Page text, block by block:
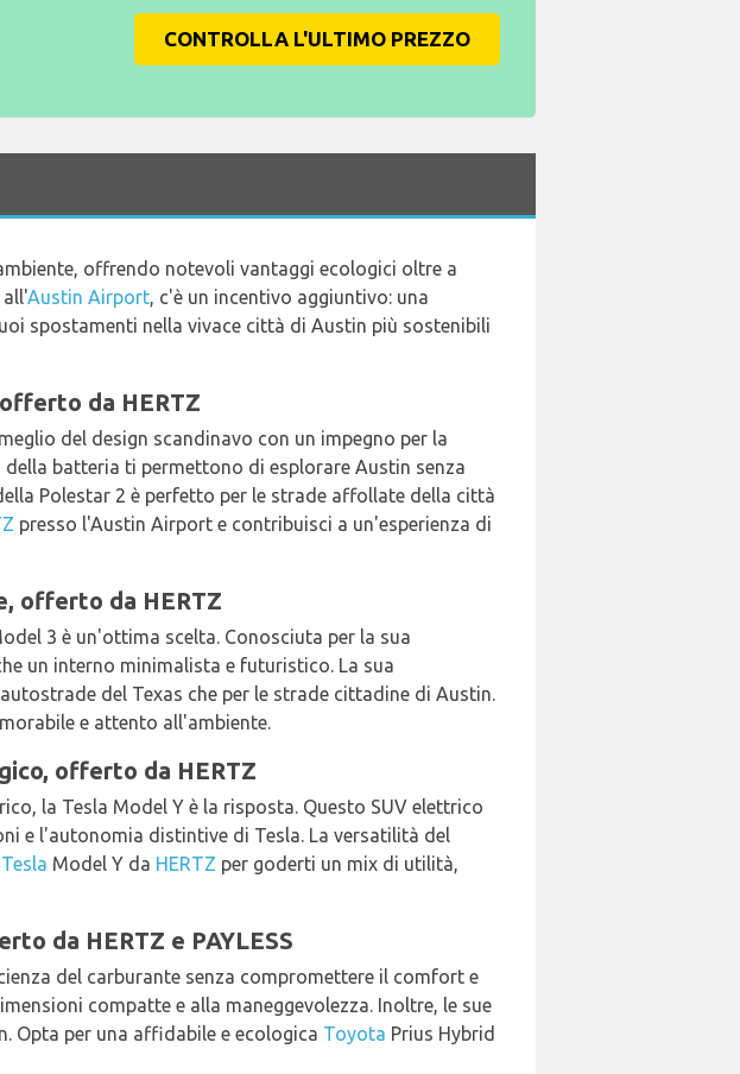
CONTROLLA L'ULTIMO PREZZO
offrendo notevoli vantaggi ecologici oltre a
all'Austin Airport, c'è un incentivo aggiuntivo: una
spostamenti nella vivace città di Austin più sostenibili
da HERTZ
del design scandinavo con un impegno per la
batteria ti permettono di esplorare Austin senza
Polestar 2 è perfetto per le strade affollate della città
presso l'Austin Airport e contribuisci a un'esperienza di
offerto da HERTZ
3 è un'ottima scelta. Conosciuta per la sua
un interno minimalista e futuristico. La sua
del Texas che per le strade cittadine di Austin.
e attento all'ambiente.
offerto da HERTZ
la Tesla Model Y è la risposta. Questo SUV elettrico
e l'autonomia distintive di Tesla. La versatilità del
Tesla Model Y da HERTZ per goderti un mix di utilità,
da HERTZ e PAYLESS
del carburante senza compromettere il comfort e
compatte e alla maneggevolezza. Inoltre, le sue
Opta per una affidabile e ecologica Toyota Prius Hybrid